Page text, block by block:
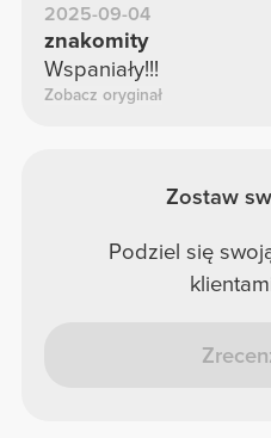
2025-09-04
znakomity
Wspaniały!!!
Zobacz oryginał
Zostaw
Podziel się